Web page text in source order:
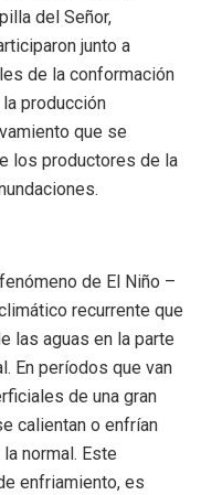
del Señor,
junto a
de la conformación
producción
que se
los productores de la
.
de El Niño –
recurrente que
las aguas en la parte
En períodos que van
de una gran
calientan o enfrían
la normal. Este
enfriamiento, es